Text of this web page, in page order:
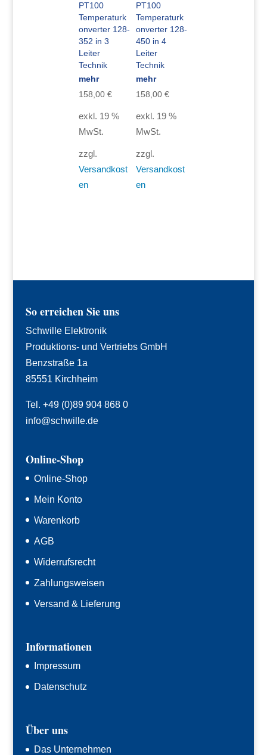
PT100
Temperaturk
onverter 128-
352 in 3
Leiter
Technik
mehr
158,00€
exkl. 19 %
MwSt.
zzgl.
Versandkost
en
PT100
Temperaturk
onverter 128-
450 in 4
Leiter
Technik
mehr
158,00 €
exkl. 19 %
MwSt.
zzgl.
Versandkost
en
So erreichen Sie uns
Schwille Elektronik
Produktions- und Vertriebs GmbH
Benzstraße 1a
85551 Kirchheim
Tel. +49 (0)89 904 868 0
info@schwille.de
Online-Shop
Online-Shop
Mein Konto
Warenkorb
AGB
Widerrufsrecht
Zahlungsweisen
Versand & Lieferung
Informationen
Impressum
Datenschutz
Über uns
Das Unternehmen